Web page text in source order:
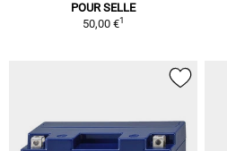
POUR SELLE
50,00 €1